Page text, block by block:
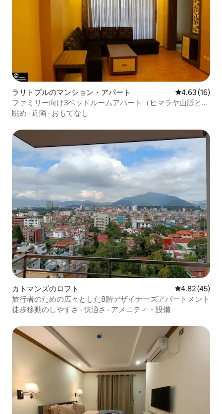
ラリトプルのマンション・アパート レビュー16
4.63 (16)
ファミリー向け3ベッドルームアパート（ヒマラヤ山脈と街
の眺望）
眺め · 近隣 · おもてなし
カトマンズのロフト レビュー45
4.82 (45)
旅行者のための広々とした8階デザイナーズアパートメント
徒歩移動のしやすさ ·快適さ · アメニティ・設備